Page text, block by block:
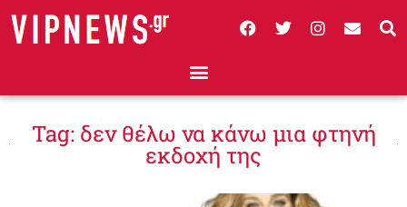
Tag: δεν θέλω να κάνω μια φτηνή
εκδοχή της